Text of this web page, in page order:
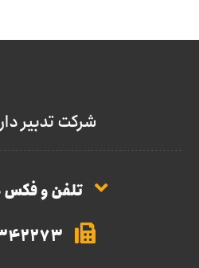
شرکت تدبیر
تلفن و فکس